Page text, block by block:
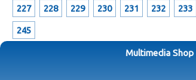
227 228 229 230 231 232 233
245
Multimedia Shop